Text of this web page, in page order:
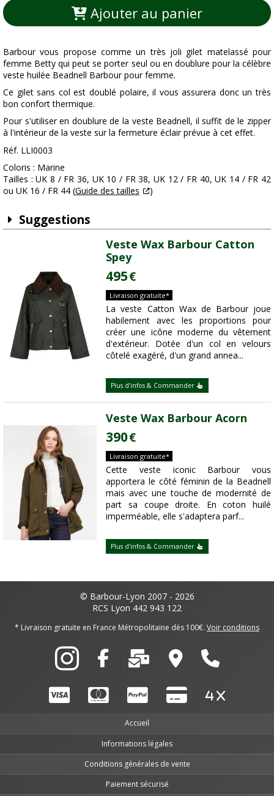
Ajouter au panier
Barbour vous propose comme un très joli gilet matelassé pour
femme Betty qui peut se porter seul ou en doublure pour la célèbre
veste huilée Beadnell Barbour pour femme.
Ce gilet sans col est doublé polaire, il vous assurera donc un très
bon confort thermique.
Pour s'utiliser en doublure de la veste Beadnell, il suffit de le zipper
à l'intérieur de la veste sur la fermeture éclair prévue à cet effet.
Réf. LLI0003
Coloris : Marine
Tailles : UK 8 / FR 36, UK 10 / FR 38, UK 12 / FR 40, UK 14 / FR 42
ou UK 16 / FR 44 (Guide des tailles )
Suggestions
Veste Wax Barbour Catton
Spey
495€
Livraison gratuite*
La veste Catton Wax de Barbour joue
habilement avec les proportions pour
créer une icône moderne du vêtement
d'extérieur. Dotée d'un col en velours
côtelé exagéré, d'un grand annea...
Plus d'infos & Commander
Veste Wax Barbour Acorn
390€
Livraison gratuite*
Cette veste iconic Barbour vous
apportera le côté féminin de la Beadnell
mais avec une touche de modernité de
part sa coupe droite. En coton huilé
imperméable, elle s'adaptera parf...
Plus d'infos & Commander
© Barbour-Lyon 2007 - 2026
RCS Lyon 442 943 122
* Livraison gratuite en France Métropolitaine dès 100€. Voir conditions
Accueil
Informations légales
Conditions générales de vente
Paiement sécurisé